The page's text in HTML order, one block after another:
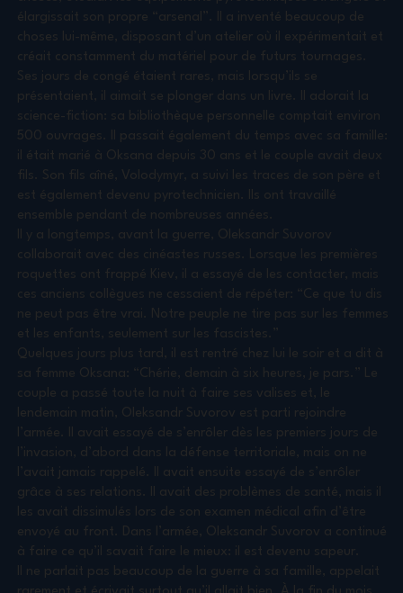
élargissait son propre “arsenal”. Il a inventé beaucoup de
choses lui-même, disposant d’un atelier où il expérimentait et
créait constamment du matériel pour de futurs tournages.
Ses jours de congé étaient rares, mais lorsqu’ils se
présentaient, il aimait se plonger dans un livre. Il adorait la
science-fiction: sa bibliothèque personnelle comptait environ
500 ouvrages. Il passait également du temps avec sa famille:
il était marié à Oksana depuis 30 ans et le couple avait deux
fils. Son fils aîné, Volodymyr, a suivi les traces de son père et
est également devenu pyrotechnicien. Ils ont travaillé
ensemble pendant de nombreuses années.
Il y a longtemps, avant la guerre, Oleksandr Suvorov
collaborait avec des cinéastes russes. Lorsque les premières
roquettes ont frappé Kiev, il a essayé de les contacter, mais
ces anciens collègues ne cessaient de répéter: “Ce que tu dis
ne peut pas être vrai. Notre peuple ne tire pas sur les femmes
et les enfants, seulement sur les fascistes.”
Quelques jours plus tard, il est rentré chez lui le soir et a dit à
sa femme Oksana: “Chérie, demain à six heures, je pars.” Le
couple a passé toute la nuit à faire ses valises et, le
lendemain matin, Oleksandr Suvorov est parti rejoindre
l’armée. Il avait essayé de s’enrôler dès les premiers jours de
l’invasion, d’abord dans la défense territoriale, mais on ne
l’avait jamais rappelé. Il avait ensuite essayé de s’enrôler
grâce à ses relations. Il avait des problèmes de santé, mais il
les avait dissimulés lors de son examen médical afin d’être
envoyé au front. Dans l’armée, Oleksandr Suvorov a continué
à faire ce qu’il savait faire le mieux: il est devenu sapeur.
Il ne parlait pas beaucoup de la guerre à sa famille, appelait